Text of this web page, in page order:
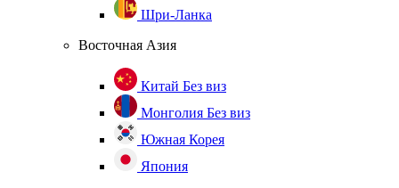
Шри-Ланка
Восточная Азия
Китай Без виз
Монголия Без виз
Южная Корея
Япония